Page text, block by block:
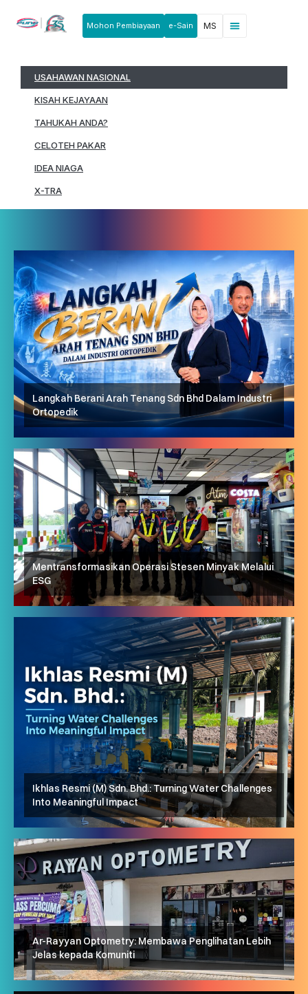
Mohon Pembiayaan e-Sain MS
USAHAWAN NASIONAL
KISAH KEJAYAAN
TAHUKAH ANDA?
CELOTEH PAKAR
IDEA NIAGA
X-TRA
Langkah Berani Arah Tenang Sdn Bhd Dalam Industri
Ortopedik
Mentransformasikan Operasi Stesen Minyak Melalui
ESG
Ikhlas Resmi (M) Sdn. Bhd.: Turning Water Challenges
Into Meaningful Impact
Ar-Rayyan Optometry: Membawa Penglihatan Lebih
Jelas kepada Komuniti